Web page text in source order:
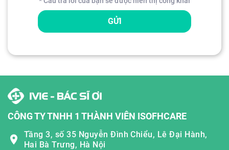
GỬI
CÔNG TY TNHH 1 THÀNH VIÊN ISOFHCARE
Tầng 3, số 35 Nguyễn Đình Chiểu, Lê Đại Hành,
Hai Bà Trưng, Hà Nội